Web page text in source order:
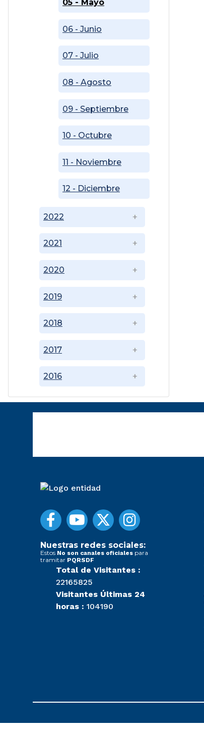
2016
2017
2018
2019
2020
2021
2022
05 - Mayo
06 - Junio
07 - Julio
08 - Agosto
09 - Septiembre
10 - Octubre
11 - Noviembre
12 - Diciembre
Nuestras redes sociales:
Estos No son canales oficiales para
tramitar PQRSDF
Total de Visitantes :
22165825
Visitantes Últimas 24
horas : 104190